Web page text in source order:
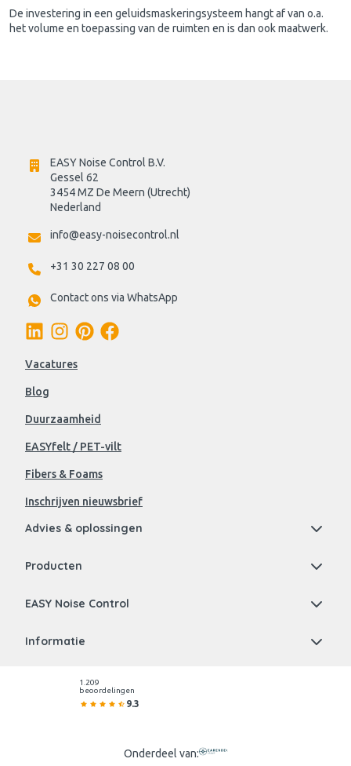
De investering in een geluidsmaskeringsysteem hangt af van o.a.
het volume en toepassing van de ruimten en is dan ook maatwerk.
EASY Noise Control B.V.
Gessel 62
3454 MZ De Meern (Utrecht)
Nederland
info@easy-noisecontrol.nl
+31 30 227 08 00
Contact ons via WhatsApp
Vacatures
Blog
Duurzaamheid
EASYfelt / PET-vilt
Fibers & Foams
Inschrijven nieuwsbrief
Advies & oplossingen
Producten
EASY Noise Control
Informatie
1.209
beoordelingen
9.3
Onderdeel van: